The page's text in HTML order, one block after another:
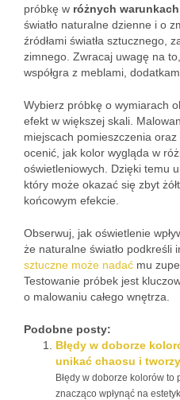
próbkę w różnych
światło naturalne dzienne i o
źródłami światła sztucznego,
zimnego. Zwracaj uwagę na
współgra z meblami,
Wybierz próbkę o wymiarach
efekt w większej skali.
miejscach pomieszczenia
ocenić, jak kolor wygląda w
oświetleniowych. Dzięki temu
który może okazać się zbyt
końcowym efekcie.
Obserwuj, jak oświetlenie
że naturalne światło podkreśli
sztuczne może nadać mu
Testowanie próbek jest
o malowaniu całego wnętrza.
Podobne posty:
Błędy w doborze
unikać chaosu i
Błędy w doborze kolorów
znacząco wpłynąć na